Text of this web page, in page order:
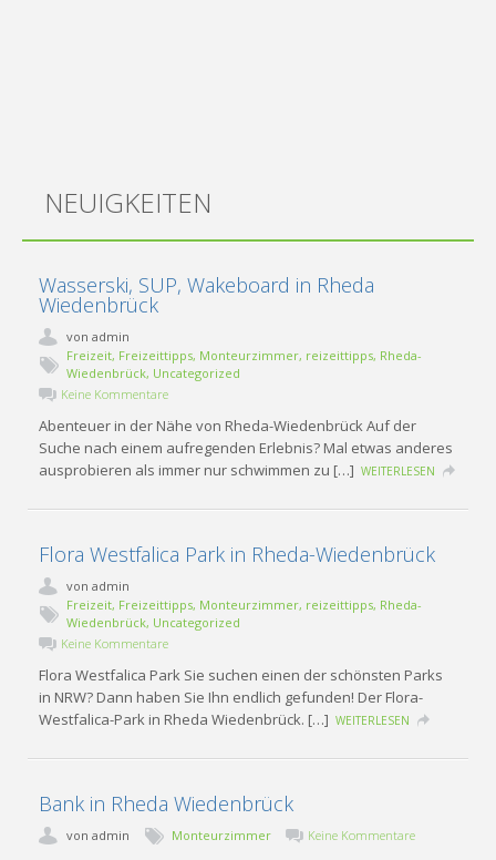
NEUIGKEITEN
Wasserski, SUP, Wakeboard in Rheda
Wiedenbrück
vonadmin
Freizeit, Freizeittipps, Monteurzimmer, reizeittipps, Rheda-
Wiedenbrück, Uncategorized
Keine Kommentare
Abenteuer in der Nähe von Rheda-Wiedenbrück Auf der
Suche nach einem aufregenden Erlebnis? Mal etwas anderes
ausprobieren als immer nur schwimmen zu […] WEITERLESEN
Flora Westfalica Park in Rheda-Wiedenbrück
vonadmin
Freizeit, Freizeittipps, Monteurzimmer, reizeittipps, Rheda-
Wiedenbrück, Uncategorized
Keine Kommentare
Flora Westfalica Park Sie suchen einen der schönsten Parks
in NRW? Dann haben Sie Ihn endlich gefunden! Der Flora-
Westfalica-Park in Rheda Wiedenbrück. […] WEITERLESEN
Bank in Rheda Wiedenbrück
vonadmin Monteurzimmer Keine Kommentare